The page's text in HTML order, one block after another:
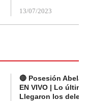
13/07/2023
🔴 Posesión
EN VIVO | Lo
Llegaron los